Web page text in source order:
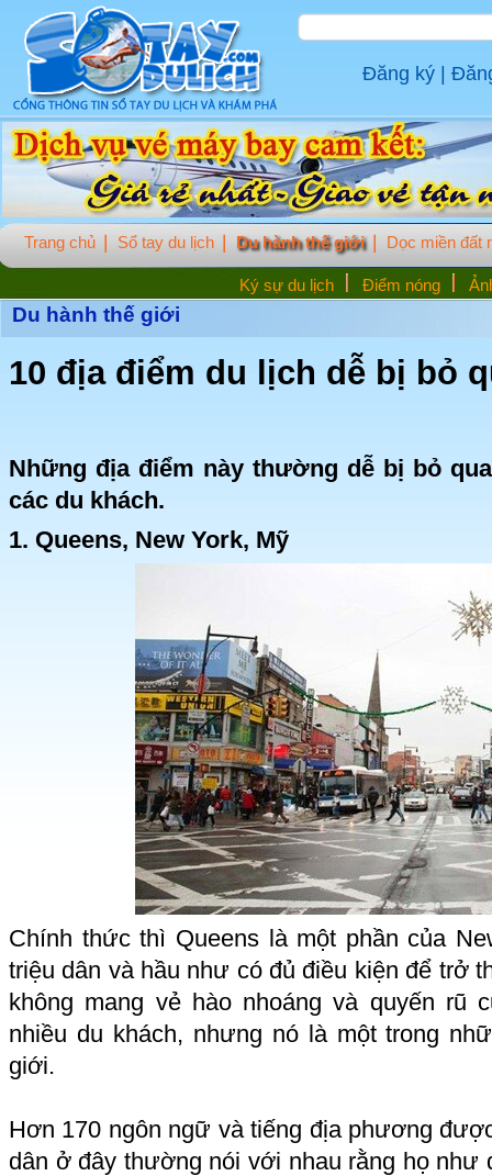
Đăng ký
Trang chủ Sổ tay du lịch Du hành thế giới
Ký sự du lịch Điểm nóng
Dọc miền đất
Du hành thế giới
10 địa điểm du lịch dễ bị bỏ
Những địa điểm này thường dễ bị bỏ
các du khách.
1. Queens, New York, Mỹ
Chính thức thì Queens là một phần của
triệu dân và hầu như có đủ điều kiện để trở
không mang vẻ hào nhoáng và quyến rũ
nhiều du khách, nhưng nó là một trong
giới.
Hơn 170 ngôn ngữ và tiếng địa phương
dân ở đây thường nói với nhau rằng họ